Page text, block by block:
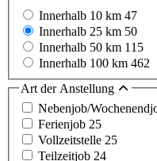
Innerhalb 10 km 47
Innerhalb 25 km 50
Innerhalb 50 km 115
Innerhalb 100 km 462
Art der Anstellung
Nebenjob/
Ferienjob 25
Vollzeitstelle 25
Teilzeitjob 24